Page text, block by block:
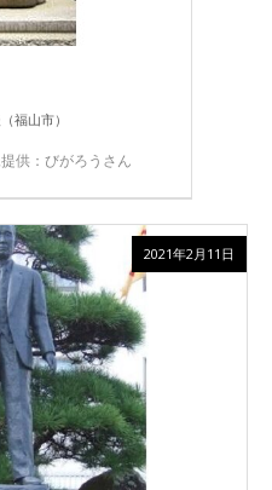
福山市）
供：びがろうさん
2021年2月11日